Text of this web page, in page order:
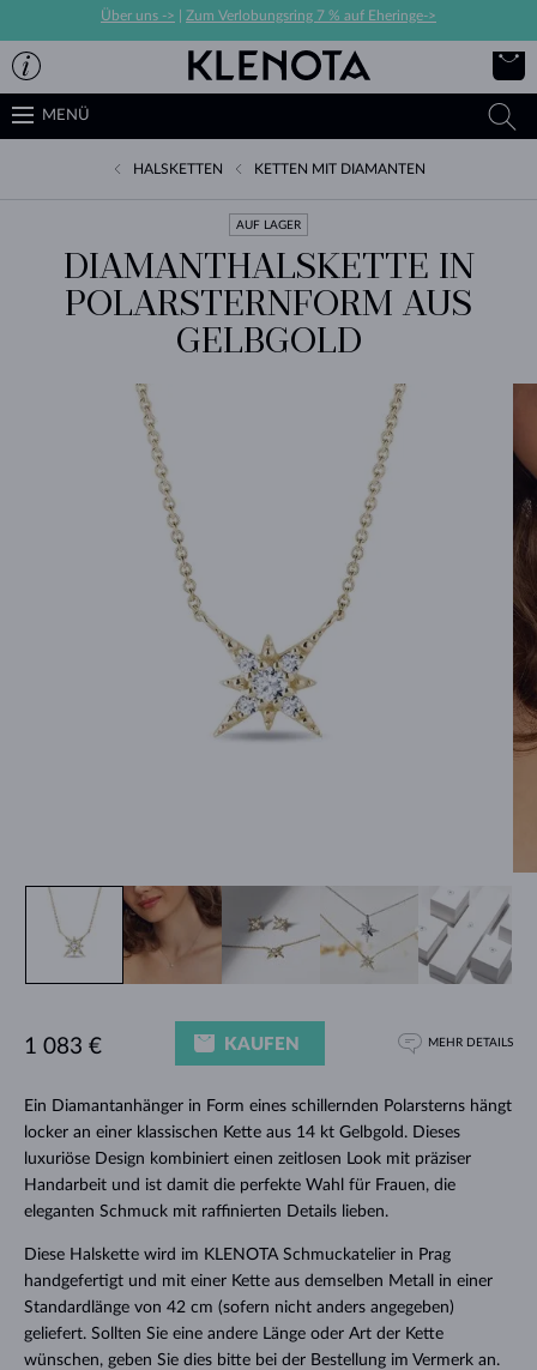
Über uns -> Zum Verlobungsring 7 % auf Eheringe->
MENÜ
HALSKETTEN KETTEN MIT DIAMANTEN
AUF LAGER
DIAMANTHALSKETTE IN
POLARSTERNFORM AUS
GELBGOLD
Ein Diamantanhänger in Form eines schillernden Polarsterns hängt
locker an einer klassischen Kette aus 14 kt Gelbgold. Dieses
luxuriöse Design kombiniert einen zeitlosen Look mit präziser
Handarbeit und ist damit die perfekte Wahl für Frauen, die
eleganten Schmuck mit raffinierten Details lieben.
Diese Halskette wird im KLENOTA Schmuckatelier in Prag
handgefertigt und mit einer Kette aus demselben Metall in einer
Standardlänge von 42 cm (sofern nicht anders angegeben)
geliefert. Sollten Sie eine andere Länge oder Art der Kette
wünschen, geben Sie dies bitte bei der Bestellung im Vermerk an.
1 083 € KAUFEN MEHR DETAILS